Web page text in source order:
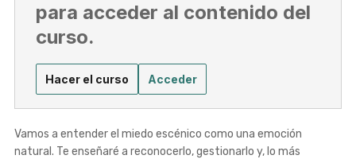
para acceder al contenido del
curso.
Hacer el curso Acceder
Vamos a entender el miedo escénico como una emoción
natural. Te enseñaré a reconocerlo, gestionarlo y, lo más